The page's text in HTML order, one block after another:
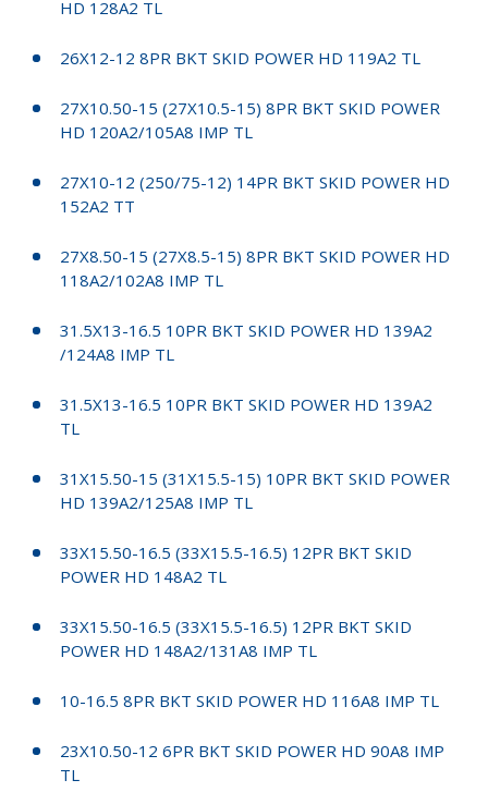
HD 128A2 TL
26X12-12 8PR BKT SKID POWER HD 119A2 TL
27X10.50-15 (27X10.5-15) 8PR BKT SKID POWER
HD 120A2/105A8 IMP TL
27X10-12 (250/75-12) 14PR BKT SKID POWER HD
152A2 TT
27X8.50-15 (27X8.5-15) 8PR BKT SKID POWER HD
118A2/102A8 IMP TL
31.5X13-16.5 10PR BKT SKID POWER HD 139A2
/124A8 IMP TL
31.5X13-16.5 10PR BKT SKID POWER HD 139A2
TL
31X15.50-15 (31X15.5-15) 10PR BKT SKID POWER
HD 139A2/125A8 IMP TL
33X15.50-16.5 (33X15.5-16.5) 12PR BKT SKID
POWER HD 148A2 TL
33X15.50-16.5 (33X15.5-16.5) 12PR BKT SKID
POWER HD 148A2/131A8 IMP TL
10-16.5 8PR BKT SKID POWER HD 116A8 IMP TL
23X10.50-12 6PR BKT SKID POWER HD 90A8 IMP
TL